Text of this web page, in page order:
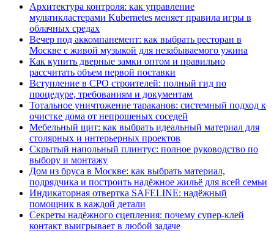
Архитектура контроля: как управление
мультикластерами Kubernetes меняет правила игры в
облачных средах
Вечер под аккомпанемент: как выбрать ресторан в
Москве с живой музыкой для незабываемого ужина
Как купить дверные замки оптом и правильно
рассчитать объем первой поставки
Вступление в СРО строителей: полный гид по
процедуре, требованиям и документам
Тотальное уничтожение тараканов: системный подход к
очистке дома от непрошеных соседей
Мебельный щит: как выбрать идеальный материал для
столярных и интерьерных проектов
Скрытый напольный плинтус: полное руководство по
выбору и монтажу
Дом из бруса в Москве: как выбрать материал,
подрядчика и построить надёжное жильё для всей семьи
Индикаторная отвертка SAFELINE: надёжный
помощник в каждой детали
Секреты надёжного сцепления: почему супер‑клей
контакт выигрывает в любой задаче